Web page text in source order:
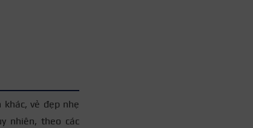
vẻ đẹp nhẹ
nhiên, theo các